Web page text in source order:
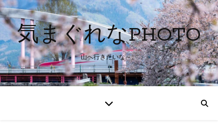
気まぐれなPHOTO
山へ行きたいな～。